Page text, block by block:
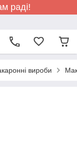
раді!
вироби